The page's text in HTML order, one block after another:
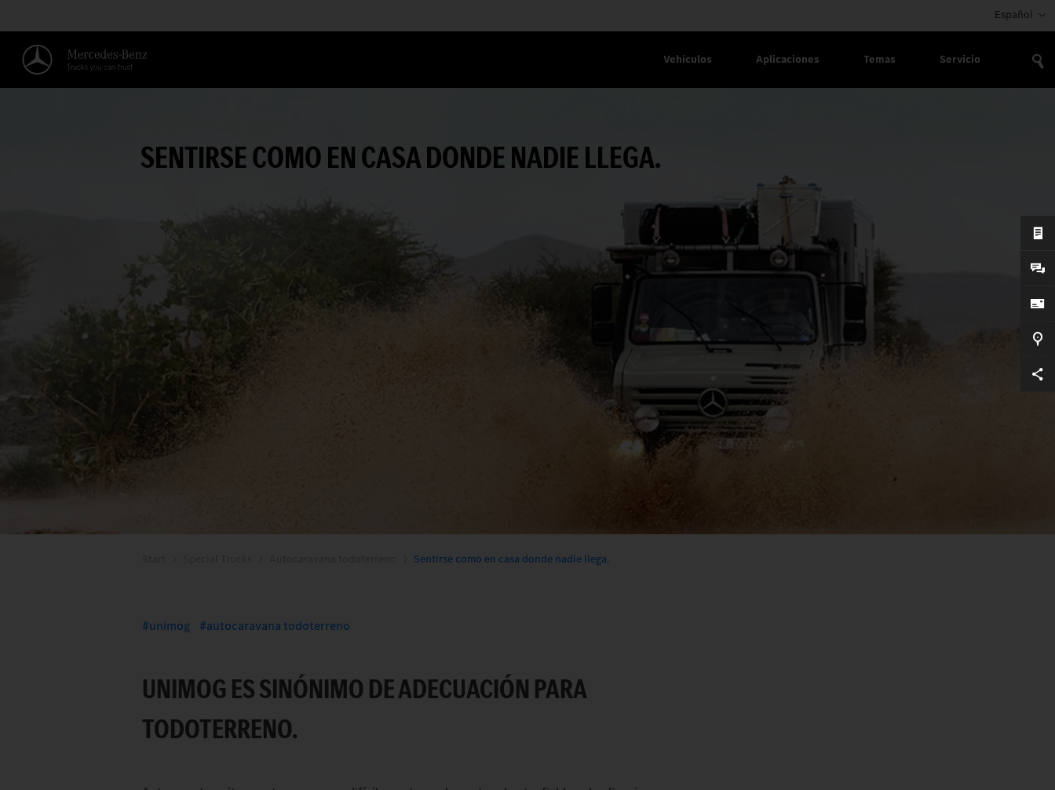
Español
Vehículos Aplicaciones Temas Servicio
SENTIRSE COMO EN CASA DONDE NADIE LLEGA.
Sentirse como en casa donde nadie llega.
unimog autocaravana todoterreno
UNIMOG ES SINÓNIMO DE ADECUACIÓN PARA
TODOTERRENO.